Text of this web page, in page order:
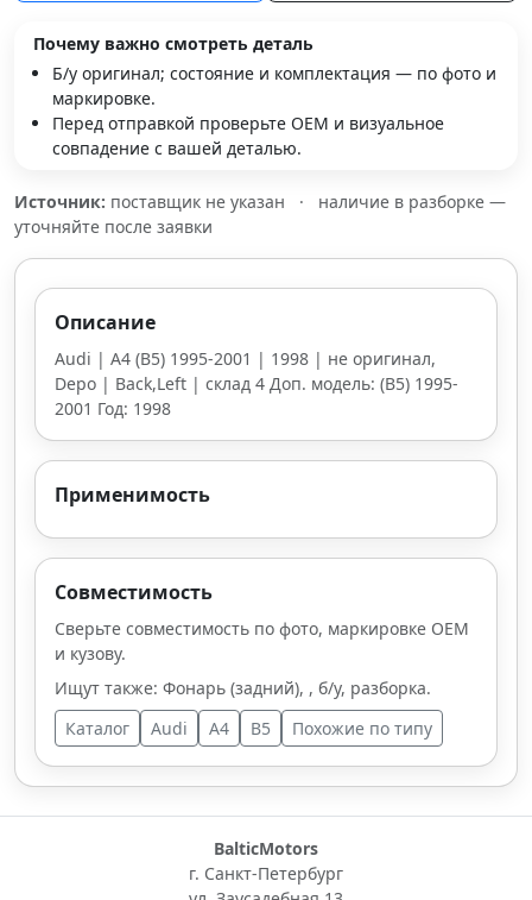
Почему важно смотреть деталь
Б/у оригинал; состояние и комплектация — по фото и
маркировке.
Перед отправкой проверьте OEM и визуальное
совпадение с вашей деталью.
Источник: поставщик не указан ·
наличие в разборке —
уточняйте после заявки
Описание
Audi | A4 (B5) 1995-2001 | 1998 | не оригинал,
Depo | Back,Left | склад 4 Доп. модель: (B5) 1995-
2001 Год: 1998
Применимость
Совместимость
Сверьте совместимость по фото, маркировке OEM
и кузову.
Ищут также: Фонарь (задний), , б/у, разборка.
Каталог
Audi A4 B5 Похожие по типу
BalticMotors
г. Санкт-Петербург